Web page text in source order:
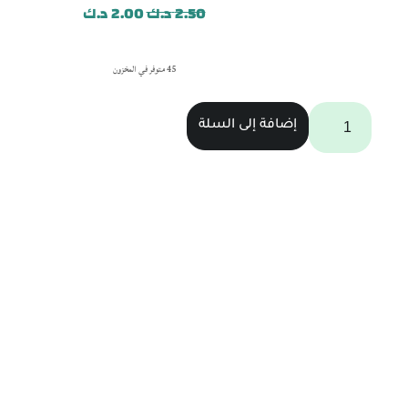
2.50د.ك2.00د.ك
45 متوفر في المخزون
إضافة إلى السلة